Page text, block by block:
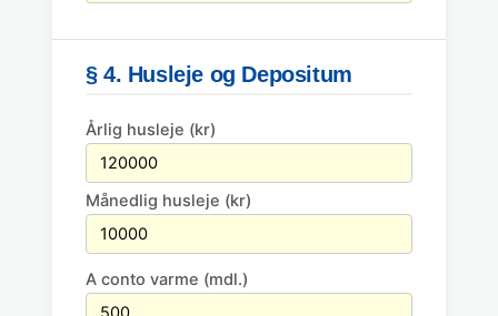
§ 4. Husleje og Depositum
Årlig husleje (kr)
Månedlig husleje (kr)
A conto varme (mdl.)